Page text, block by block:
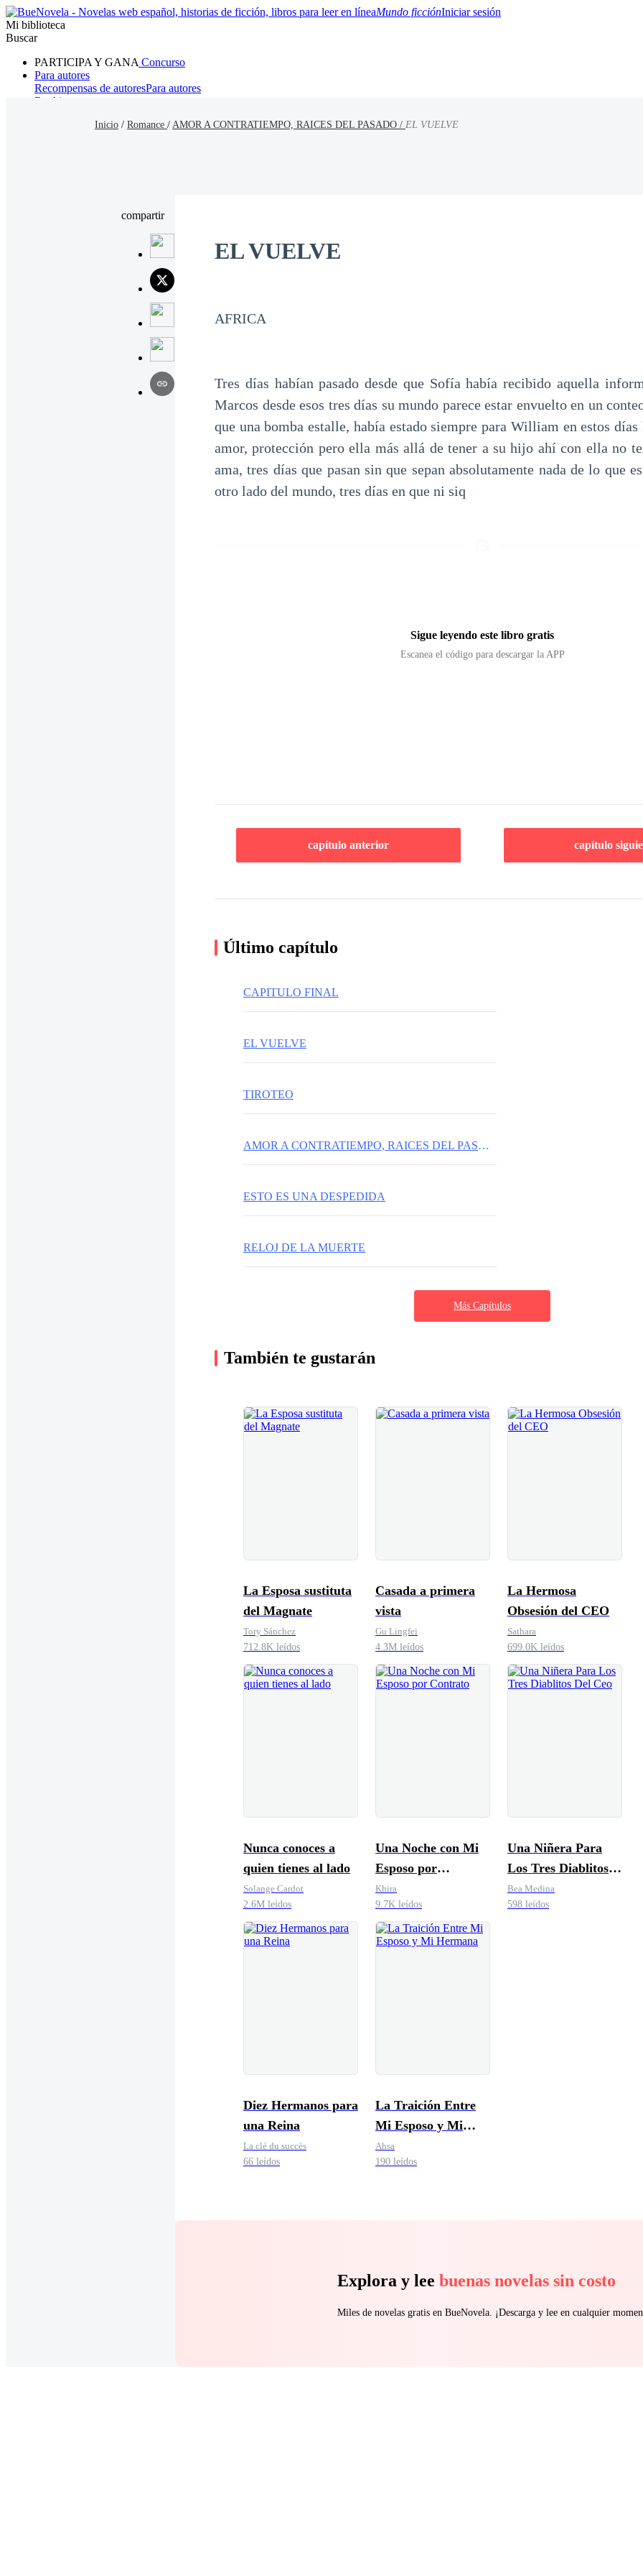
Mundo ficciónIniciar sesión
Mi biblioteca
Buscar
PARTICIPA Y GANA Concurso
Para autores
Recompensas de autoresPara autores
Ranking
Inicio / Romance / AMOR A CONTRATIEMPO, RAICES DEL PASADO / EL VUELVE
compartir
EL VUELVE
AFRICA
Tres días habían pasado desde que Sofía había recibido aquella
Marcos desde esos tres días su mundo parece estar envuelto en un
que una bomba estalle, había estado siempre para William en estos
amor, protección pero ella más allá de tener a su hijo ahí con ella no
ama, tres días que pasan sin que sepan absolutamente nada de lo que
otro lado del mundo, tres días en que ni siq
Sigue leyendo este libro gratis
Escanea el código para descargar la APP
capítulo anterior capítulo
Último capítulo
CAPITULO FINAL
EL VUELVE
TIROTEO
AMOR A CONTRATIEMPO, RAICES DEL PASADO
ESTO ES UNA DESPEDIDA
RELOJ DE LA MUERTE
Más Capítulos
También te gustarán
La Esposa sustituta
del Magnate
Tory Sánchez
712.8K leídos
Casada a primera
vista
Gu Lingfei
4.3M leídos
La Hermosa
Obsesión del CEO
Sathara
699.0K leídos
Nunca conoces a
quien tienes al lado
Solange Cardot
2.6M leídos
Una Noche con Mi
Esposo por
Contrato
Khira
9.7K leídos
Una Niñera Para
Los Tres Diablitos
Del Ceo
Bea Medina
598 leídos
Diez Hermanos para
una Reina
La clé du succès
66 leídos
La Traición Entre
Mi Esposo y Mi
Hermana
Ahsa
190 leídos
Explora y lee buenas novelas sin costo
Miles de novelas gratis en BueNovela. ¡Descarga y lee en cualquier